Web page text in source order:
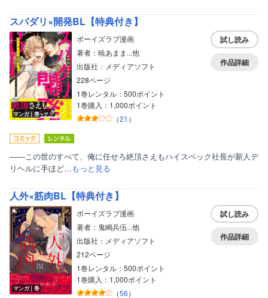
スパダリ×開発BL【特典付き】
マンガ｜巻
ボーイズラブ漫画
著者：暁あまま...他
出版社：メディアソフト
228ページ
1巻レンタル：500ポイント
1巻購入：1,000ポイント
（21 ）
試し読み
作品詳細
――この世のすべて、俺に任せろ絶頂さえもハイスペック社長が新人デ
リヘルに手ほど…もっと見る
人外×筋肉BL【特典付き】
マンガ｜巻
ボーイズラブ漫画
著者：鬼嶋兵伍...他
出版社：メディアソフト
212ページ
1巻レンタル：500ポイント
1巻購入：1,000ポイント
（56）
試し読み
作品詳細
ティーンズラブ
美女・美少女
女性写真集